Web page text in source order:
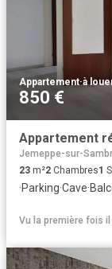
Appartement·à
850 €
Jemeppe-sur-
23 m²2 Chambres1
·Parking·Cave·
Vu la première fois il